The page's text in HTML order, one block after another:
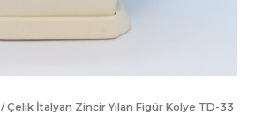
/ Çelik İtalyan Zincir Yılan Figür Kolye TD-33